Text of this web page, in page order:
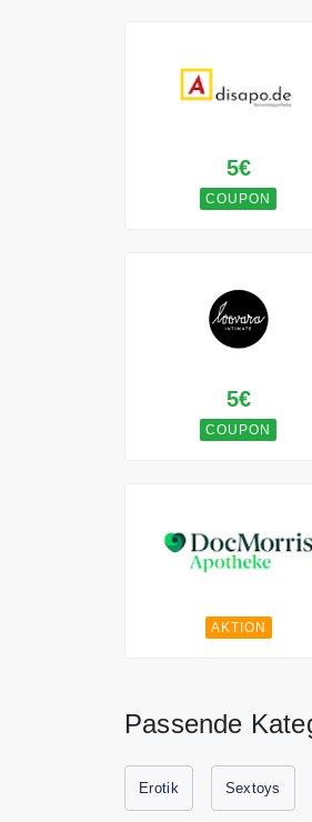
5€
COUPON
5€
COUPON
AKTION
Passende
Erotik Sextoys